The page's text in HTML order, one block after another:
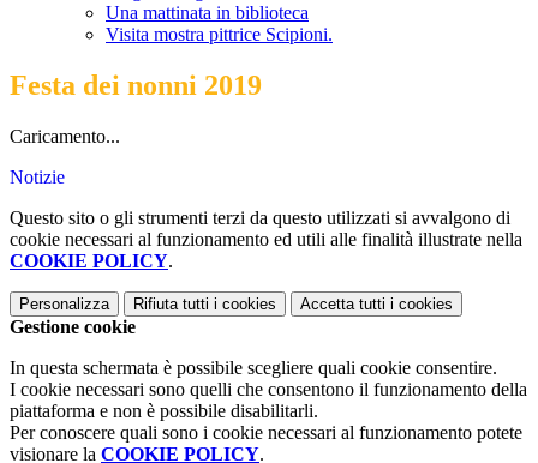
Una mattinata in biblioteca
Visita mostra pittrice Scipioni.
Festa dei nonni 2019
Caricamento...
Notizie
Questo sito o gli strumenti terzi da questo utilizzati si avvalgono di
cookie necessari al funzionamento ed utili alle finalità illustrate nella
COOKIE POLICY.
Personalizza Rifiuta tutti i cookies Accetta tutti i cookies
Gestione cookie
In questa schermata è possibile scegliere quali cookie consentire.
I cookie necessari sono quelli che consentono il funzionamento della
piattaforma e non è possibile disabilitarli.
Per conoscere quali sono i cookie necessari al funzionamento potete
visionare la COOKIE POLICY.